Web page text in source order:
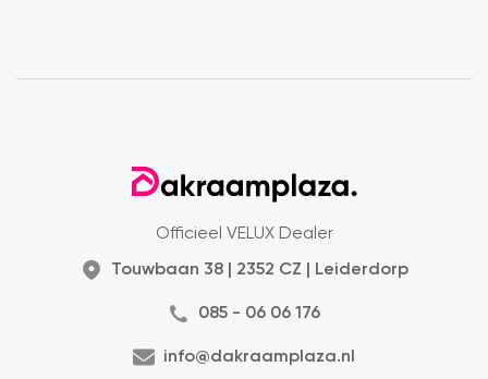
Officieel VELUX Dealer
Touwbaan 38 | 2352 CZ | Leiderdorp
085 - 06 06 176
info@dakraamplaza.nl